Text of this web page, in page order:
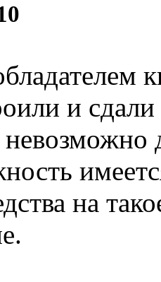
и
на